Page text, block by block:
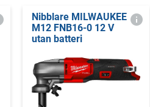
Nibblare MILWAUKEE
M12 FNB16-0 12 V
utan batteri